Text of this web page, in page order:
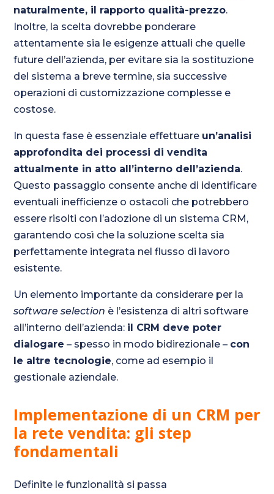
naturalmente, il rapporto qualità-prezzo.
Inoltre, la scelta dovrebbe ponderare
attentamente sia le esigenze attuali che quelle
future dell’azienda, per evitare sia la sostituzione
del sistema a breve termine, sia successive
operazioni di customizzazione complesse e
costose.
In questa fase è essenziale effettuare un’analisi
approfondita dei processi di vendita
attualmente in atto all’interno dell’azienda.
Questo passaggio consente anche di identificare
eventuali inefficienze o ostacoli che potrebbero
essere risolti con l’adozione di un sistema CRM,
garantendo così che la soluzione scelta sia
perfettamente integrata nel flusso di lavoro
esistente.
Un elemento importante da considerare per la
software selection è l’esistenza di altri software
all’interno dell’azienda: il CRM deve poter
dialogare – spesso in modo bidirezionale – con
le altre tecnologie, come ad esempio il
gestionale aziendale.
Implementazione di un CRM per
la rete vendita: gli step
fondamentali
Definite le funzionalità si passa